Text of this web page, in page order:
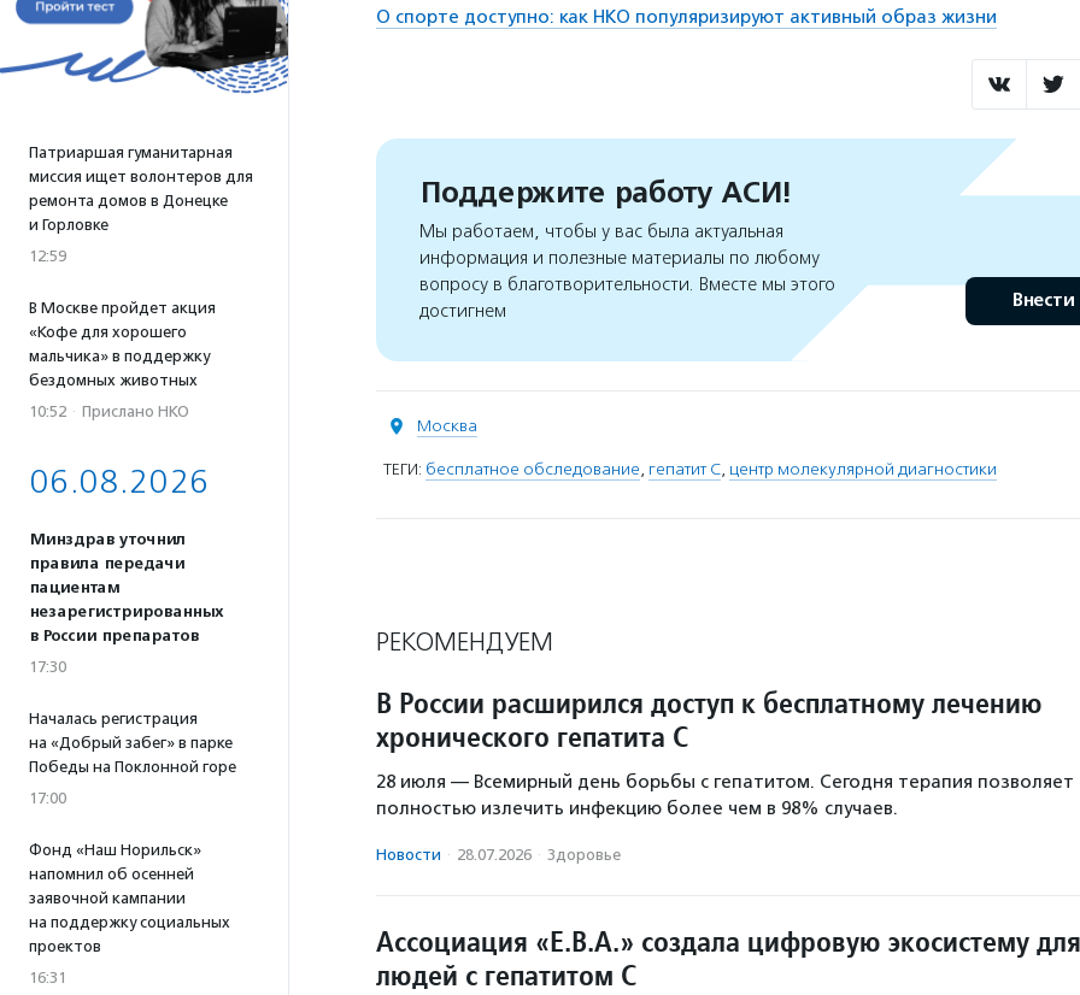
Патриаршая гуманитарная
миссия ищет волонтеров для
ремонта домов в Донецке
и Горловке
12:59
В Москве пройдет акция
«Кофе для хорошего
мальчика» в поддержку
бездомных животных
10:52 · Прислано НКО
06.08.2026
Минздрав уточнил
правила передачи
пациентам
незарегистрированных
в России препаратов
17:30
Началась регистрация
на «Добрый забег» в парке
Победы на Поклонной горе
17:00
Фонд «Наш Норильск»
напомнил об осенней
заявочной кампании
на поддержку социальных
проектов
16:31
О спорте доступно: как НКО популяризируют активный образ жизни
Поддержите работу АСИ!
Мы работаем, чтобы у вас была актуальная
информация и полезные материалы по любому
вопросу в благотворительности. Вместе мы этого
достигнем
Внести
Москва
ТЕГИ: бесплатное обследование, гепатит С, центр молекулярной диагностики
РЕКОМЕНДУЕМ
В России расширился доступ к бесплатному лечению
хронического гепатита С
28 июля — Всемирный день борьбы с гепатитом. Сегодня терапия позволяет
полностью излечить инфекцию более чем в 98% случаев.
Новости · 28.07.2026 · Здоровье
Ассоциация «Е.В.А.» создала цифровую экосистему для
людей с гепатитом С